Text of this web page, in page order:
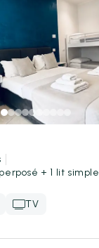
+ 1 lit simple
TV